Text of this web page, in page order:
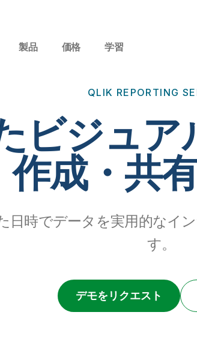
製品 価格 学習
QLIK REPORTING
ビジュア
作成・共
日時でデータを実用的なイ
す。
デモをリクエスト